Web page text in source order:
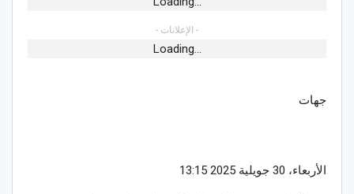
- الإعلانات -
Loading...
جهات
الأربعاء، 30 جويلية 2025 13:15